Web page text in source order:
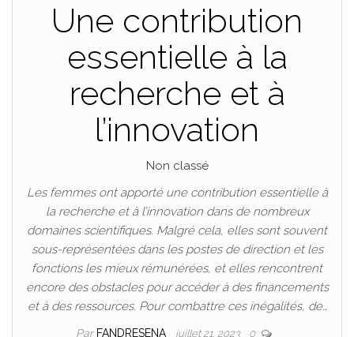
Une contribution
essentielle à la
recherche et à
l’innovation
Non classé
Les femmes ont apporté une contribution essentielle à
la recherche et à l’innovation dans de nombreux
domaines scientifiques. Malgré cela, elles sont souvent
sous-représentées dans les postes de direction et les
fonctions les mieux rémunérées, et elles rencontrent
encore des obstacles pour accéder à des financements
et à des ressources. Pour combattre ces inégalités, de…
Par FANDRESENA juillet 21, 2023 0